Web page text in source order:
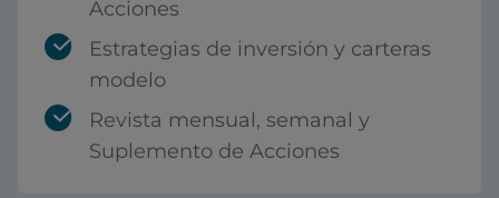
Acciones
Estrategias de inversión y carteras
modelo
Revista mensual, semanal y
Suplemento de Acciones